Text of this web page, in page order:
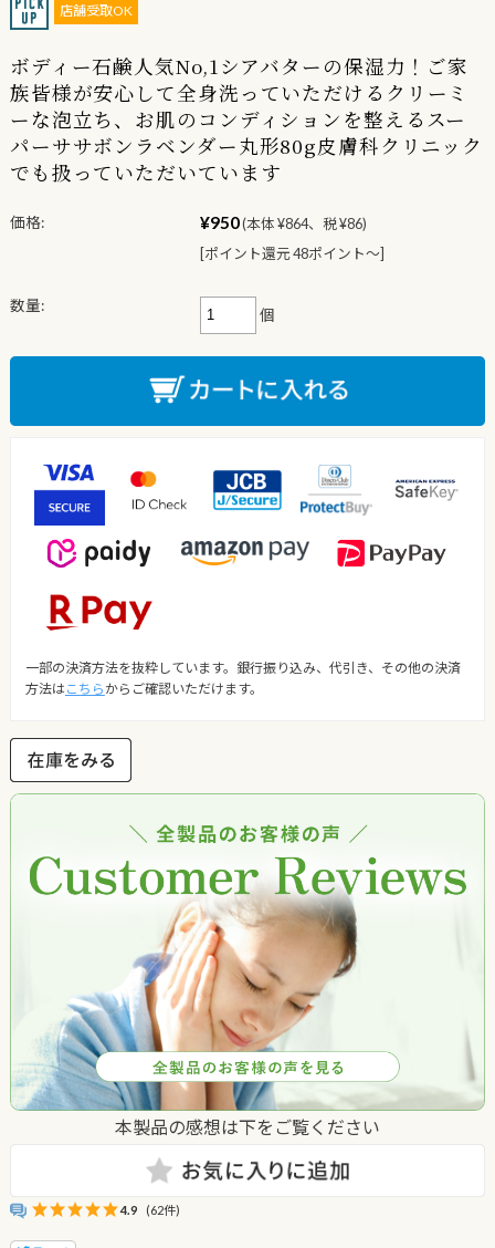
店舗受取OK
ボディー石鹸人気No,1シアバターの保湿力！ご家
族皆様が安心して全身洗っていただけるクリーミ
ーな泡立ち、お肌のコンディションを整えるスー
パーササボンラベンダー丸形80g皮膚科クリニック
でも扱っていただいています
価格: ¥950(本体 ¥864、税 ¥86)
[ポイント還元 48ポイント〜]
数量:
個
一部の決済方法を抜粋しています。銀行振り込み、代引き、その他の決済
方法は こちら からご確認いただけます。
本製品の感想は下をご覧ください
4.9 (62件)